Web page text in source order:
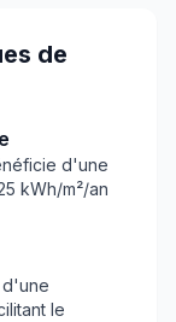
de
d'une
kWh/m²/an
le